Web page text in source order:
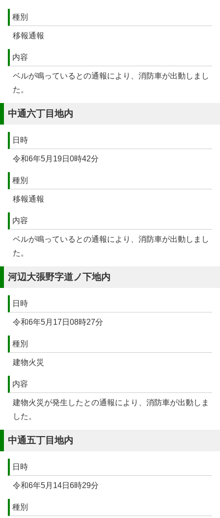
種別
移報通報
内容
ベルが鳴っているとの通報により、消防車が出動しまし
た。
中通六丁目地内
日時
令和6年5月19日0時42分
種別
移報通報
内容
ベルが鳴っているとの通報により、消防車が出動しまし
た。
河辺大張野字道ノ下地内
日時
令和6年5月17日08時27分
種別
建物火災
内容
建物火災が発生したとの通報により、消防車が出動しま
した。
中通五丁目地内
日時
令和6年5月14日6時29分
種別